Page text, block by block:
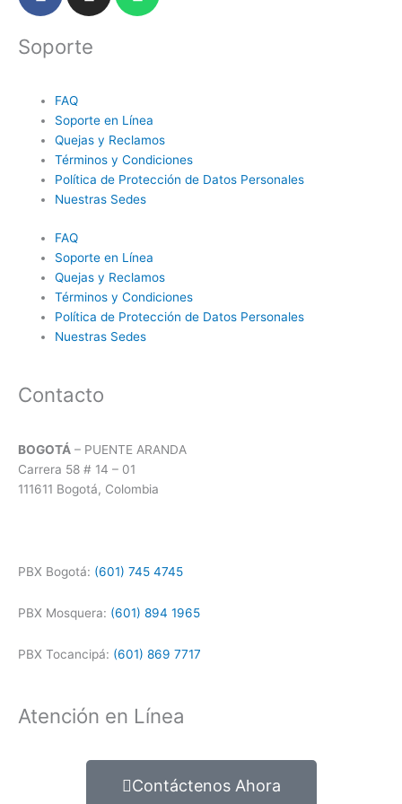
e
o
o
k
t
r
a
m
p
p
Soporte
FAQ
Soporte en Línea
Quejas y Reclamos
Términos y Condiciones
Política de Protección de Datos Personales
Nuestras Sedes
FAQ
Soporte en Línea
Quejas y Reclamos
Términos y Condiciones
Política de Protección de Datos Personales
Nuestras Sedes
Contacto
BOGOTÁ – PUENTE ARANDA
Carrera 58 # 14 – 01
111611 Bogotá, Colombia
PBX Bogotá: (601) 745 4745
PBX Mosquera: (601) 894 1965
PBX Tocancipá: (601) 869 7717
Atención en Línea
Contáctenos Ahora